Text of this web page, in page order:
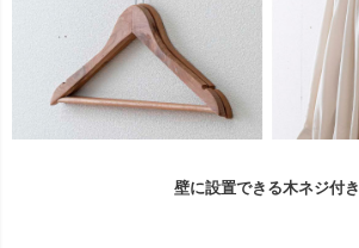
壁に設置できる木ネジ付き